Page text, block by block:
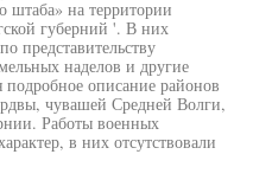
штаба» на территории
губерний '. В них
представительству
наделов и другие
подробное описание районов
чувашей Средней Волги,
Работы военных
в них отсутствовали